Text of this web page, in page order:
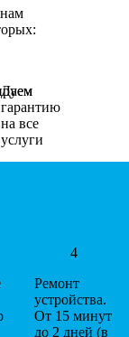
Даем
гарантию
на все
услуги
4
Ремонт
устройства.
От 15 минут
до 2 дней (в